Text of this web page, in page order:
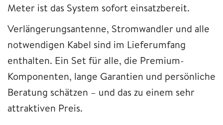
Meter ist das System sofort einsatzbereit.
Verlängerungsantenne, Stromwandler und alle
notwendigen Kabel sind im Lieferumfang
enthalten. Ein Set für alle, die Premium-
Komponenten, lange Garantien und persönliche
Beratung schätzen – und das zu einem sehr
attraktiven Preis.